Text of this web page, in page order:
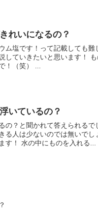
れいになるの？
す！って記載しても難しいですよね
ます！ ものすごく簡略化した石鹸の模式
いているの？
かれて答えられるでしょうか？ 浮力
る人は少ないのでは無いでし
は？を説明できることを目指します！ 水の中にものを入れる...